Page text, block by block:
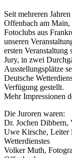
Seit mehreren
Offenbach am
Fotoclubs aus
unseren
ersten Veranstaltung
Jury, in zwei
Ausstellungsplätze
Deutsche
Verfügung gestellt.
Mehr Impressionen
Die Juroren waren:
Dr. Jochen Dibbern,
Uwe Kirsche, Leiter
Wetterdienstes
Volker Muth,